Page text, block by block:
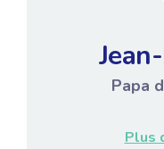
Papa
Plus